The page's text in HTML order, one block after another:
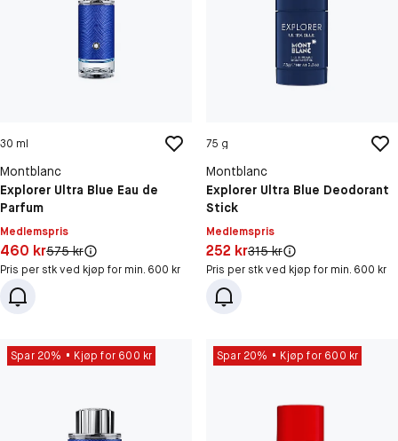
30 ml
Montblanc
Explorer Ultra Blue Eau de
Parfum
Medlemspris
Pris: 460 kr
460 krOriginal pris:
575 kr
Pris per stk ved kjøp for min. 600 kr
75 g
Montblanc
Explorer Ultra Blue Deodorant
Stick
Medlemspris
Pris: 252 kr
252 krOriginal pris:
315 kr
Pris per stk ved kjøp for min. 600 kr
Spar 20% Kjøp for 600 kr Spar 20% Kjøp for 600 kr